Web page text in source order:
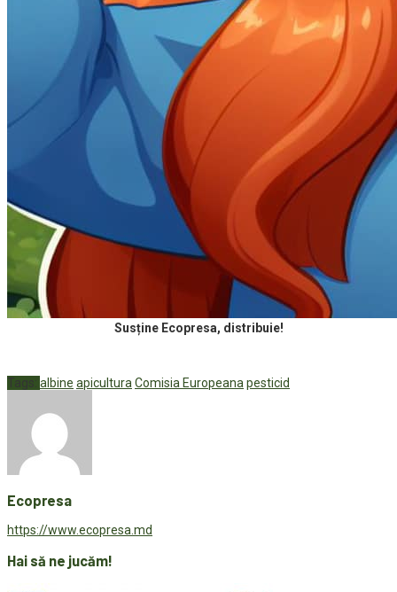
Susține Ecopresa, distribuie!
Tags: albine apicultura Comisia Europeana pesticid
Ecopresa
https://www.ecopresa.md
Hai să ne jucăm!